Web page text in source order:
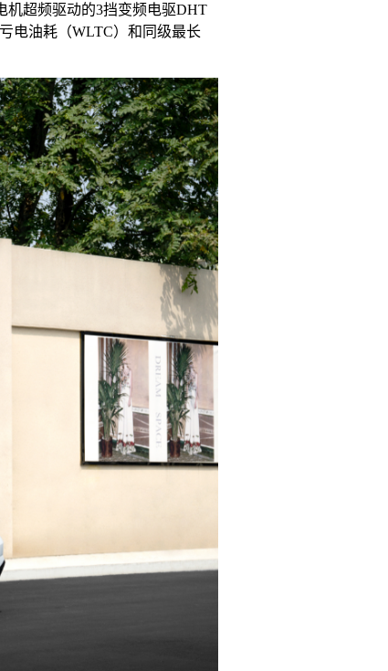
机超频驱动的3挡变频电驱DHT
电油耗（WLTC）和同级最长